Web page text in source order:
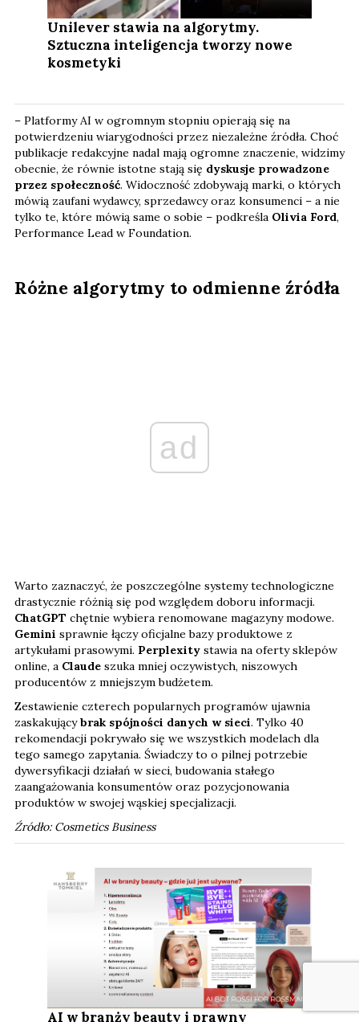
Unilever stawia na algorytmy.
Sztuczna inteligencja tworzy nowe
kosmetyki
– Platformy AI w ogromnym stopniu opierają się na
potwierdzeniu wiarygodności przez niezależne źródła. Choć
publikacje redakcyjne nadal mają ogromne znaczenie, widzimy
obecnie, że równie istotne stają się dyskusje prowadzone
przez społeczność. Widoczność zdobywają marki, o których
mówią zaufani wydawcy, sprzedawcy oraz konsumenci – a nie
tylko te, które mówią same o sobie – podkreśla Olivia Ford,
Performance Lead w Foundation.
Różne algorytmy to odmienne źródła
ad
Warto zaznaczyć, że poszczególne systemy technologiczne
drastycznie różnią się pod względem doboru informacji.
ChatGPT chętnie wybiera renomowane magazyny modowe.
Gemini sprawnie łączy oficjalne bazy produktowe z
artykułami prasowymi. Perplexity stawia na oferty sklepów
online, a Claude szuka mniej oczywistych, niszowych
producentów z mniejszym budżetem.
Zestawienie czterech popularnych programów ujawnia
zaskakującybrak spójności danych w sieci. Tylko 40
rekomendacji pokrywało się we wszystkich modelach dla
tego samego zapytania. Świadczy to o pilnej potrzebie
dywersyfikacji działań w sieci, budowania stałego
zaangażowania konsumentów oraz pozycjonowania
produktów w swojej wąskiej specjalizacji.
Źródło: Cosmetics Business
AI w branży beauty i prawny